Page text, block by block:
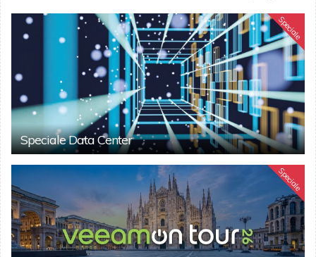
Speciale
Speciale Data Center
Speciale